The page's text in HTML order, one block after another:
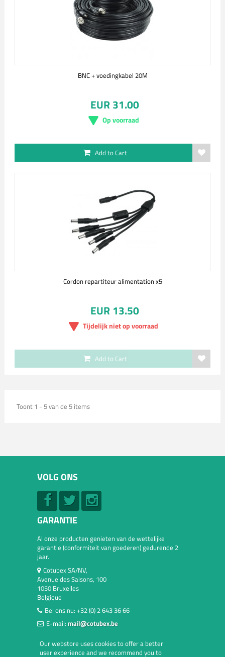
BNC + voedingkabel 20M
EUR 31.00
Op voorraad
Add to Cart
Cordon repartiteur alimentation x5
EUR 13.50
Tijdelijk niet op voorraad
Add to Cart
Toont 1 - 5 van de 5 items
VOLG ONS
GARANTIE
Al onze producten genieten van de wettelijke
garantie (conformiteit van goederen) gedurende 2
jaar.
Cotubex SA/NV,
Avenue des Saisons, 100
1050 Bruxelles
Belgique
Bel ons nu: +32 (0) 2 643 36 66
E-mail: mail@cotubex.be
Our webstore uses cookies to offer a better
user experience and we recommend you to